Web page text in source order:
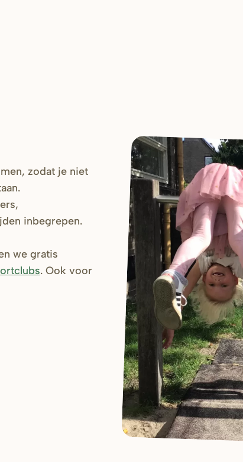
zodat je niet
inbegrepen.
we gratis
. Ook voor